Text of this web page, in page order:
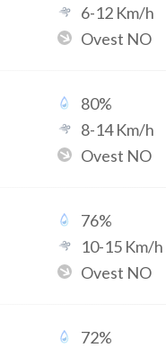
6-12 Km/h
Ovest NO
80%
8-14Km/h
Ovest NO
76%
10-15 Km/h
Ovest NO
72%